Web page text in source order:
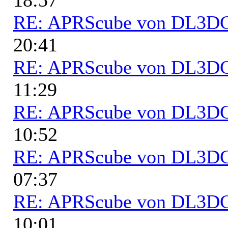
RE: APRScube von
20:41
RE: APRScube von
11:29
RE: APRScube von
10:52
RE: APRScube von
07:37
RE: APRScube von
10:01